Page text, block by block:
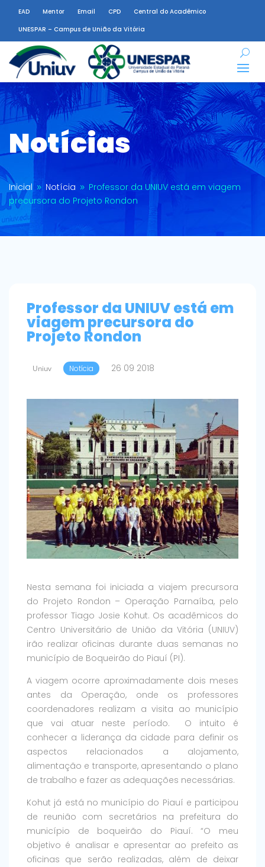
EAD Mentor Email CPD
Central do Acadêmico
UNESPAR – Campus de União da Vitória
Notícias
Inicial 9 Notícia 9 Professor da UNIUV está em viagem
precursora do Projeto Rondon
Professor da UNIUV está em
viagem precursora do
Projeto Rondon
Uniuv Notícia 26 09 2018
Nesta semana foi iniciada a viajem precursora
do Projeto Rondon – Operação Parnaíba, pelo
professor Tiago Josie Kohut. Os acadêmicos do
Centro Universitário de União da Vitória (UNIUV)
irão realizar oficinas durante duas semanas no
município de Boqueirão do Piauí (PI).
A viagem ocorre aproximadamente dois meses
antes da Operação, onde os professores
coordenadores realizam a visita ao município
que vai atuar neste período. O intuito é
conhecer a liderança da cidade para definir os
aspectos relacionados a alojamento,
alimentação e transporte, apresentando o plano
de trabalho e fazer as adequações necessárias.
Kohut já está no município do Piauí e participou
de reunião com secretários na prefeitura do
município de boqueirão do Piauí. “O meu
objetivo é analisar e apresentar ao prefeito as
oficinas que serão realizadas, além de deixar